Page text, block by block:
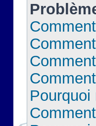
Pourquoi